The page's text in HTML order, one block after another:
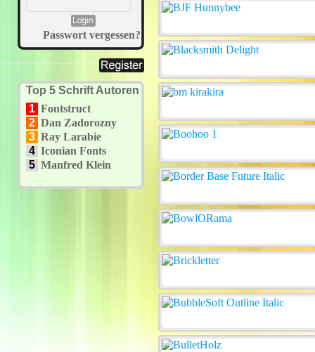
Passwort vergessen?
Top 5 Schrift Autoren
1 Fontstruct
2 Dan Zadorozny
3 Ray Larabie
4 Iconian Fonts
5 Manfred Klein